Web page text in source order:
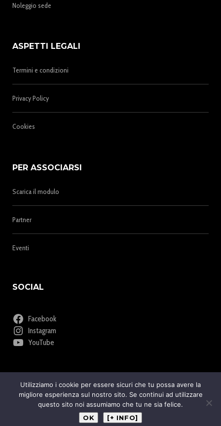
Noleggio sede
ASPETTI LEGALI
Termini e condizioni
Privacy Policy
Cookies
PER ASSOCIARSI
Scarica il modulo
Partner
Eventi
SOCIAL
Facebook
Instagram
YouTube
COPYRIGHT 2025 - ASSOCIAZIONE VINILE ITALIANA
Utilizziamo i cookie per essere sicuri che tu possa avere la
migliore esperienza sul nostro sito. Se continui ad utilizzare
questo sito noi assumiamo che tu ne sia felice.
OK
[+ INFO]